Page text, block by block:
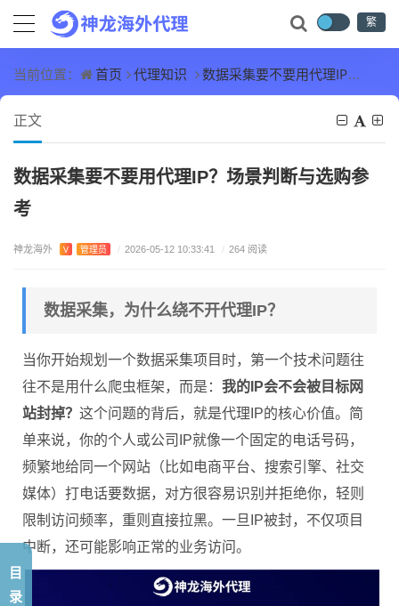
繁
当前位置： 首页 代理知识 数据采集要不要用代理IP？场景判断与选购参考
正文
数据采集要不要用代理IP？场景判断与选购参
考
神龙海外 V 管理员 / 2026-05-12 10:33:41 / 264 阅读
数据采集，为什么绕不开代理IP？
当你开始规划一个数据采集项目时，第一个技术问题往
往不是用什么爬虫框架，而是： 我的IP会不会被目标网
站封掉？ 这个问题的背后，就是代理IP的核心价值。简
单来说，你的个人或公司IP就像一个固定的电话号码，
频繁地给同一个网站（比如电商平台、搜索引擎、社交
媒体）打电话要数据，对方很容易识别并拒绝你，轻则
限制访问频率，重则直接拉黑。一旦IP被封，不仅项目
中断，还可能影响正常的业务访问。
目
录